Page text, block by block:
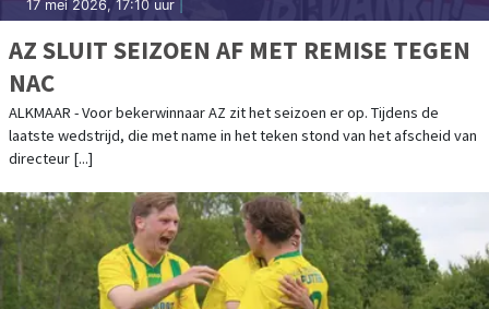
17 mei 2026, 17:10 uur
AZ SLUIT SEIZOEN AF MET REMISE TEGEN
NAC
ALKMAAR - Voor bekerwinnaar AZ zit het seizoen er op. Tijdens de
laatste wedstrijd, die met name in het teken stond van het afscheid van
directeur [...]